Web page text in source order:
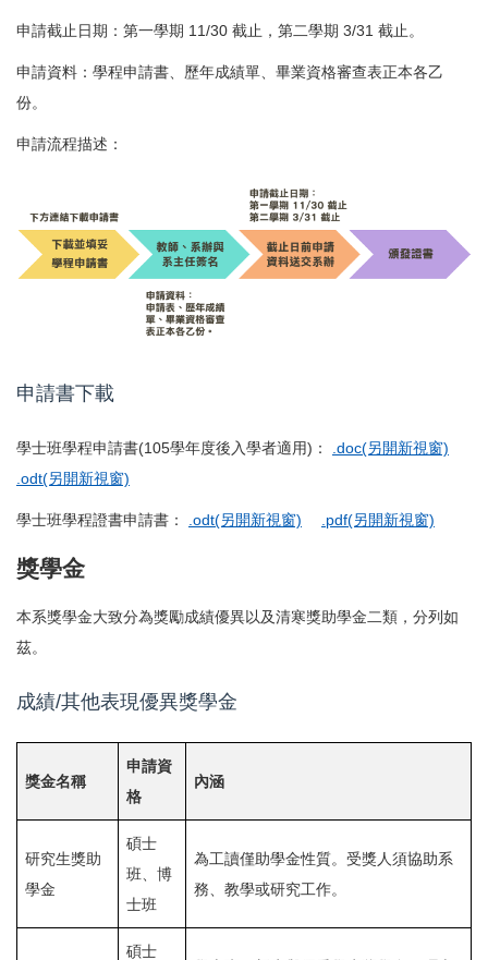
申請截止日期：第一學期 11/30 截止，第二學期 3/31 截止。
申請資料：學程申請書、歷年成績單、畢業資格審查表正本各乙
份。
申請流程描述：
申請書下載
學士班學程申請書(105學年度後入學者適用)： .doc(另開新視窗)
.odt(另開新視窗)
學士班學程證書申請書： .odt(另開新視窗) .pdf(另開新視窗)
獎學金
本系獎學金大致分為獎勵成績優異以及清寒獎助學金二類，分列如
茲。
成績/其他表現優異獎學金
獎金名稱
申請資
格
內涵
研究生獎助
學金
碩士
班、博
士班
為工讀僅助學金性質。受獎人須協助系
務、教學或研究工作。
碩士